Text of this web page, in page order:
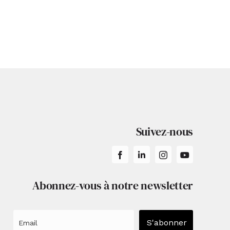
Suivez-nous
Abonnez-vous à notre newsletter
S'abonner